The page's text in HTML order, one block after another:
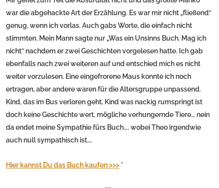
war die abgehackte Art der Erzählung. Es war mir nicht „fließend“
genug, wenn ich vorlas. Auch gabs Worte, die einfach nicht
stimmten. Mein Mann sagte nur „Was ein Unsinns Buch. Mag ich
nicht“ nachdem er zwei Geschichten vorgelesen hatte. Ich gab
ebenfalls nach zwei weiteren auf und entschied mich es nicht
weiter vorzulesen. Eine eingefrorene Maus konnte ich noch
ertragen, aber andere waren für die Altersgruppe unpassend.
Kind, das im Bus verloren geht, Kind was nackig rumspringt ist
doch keine Geschichte wert, mögliche verhungernde Tiere… nein
da endet meine Sympathie fürs Buch…. wobei Theo irgendwie
auch null sympathisch ist….
Hier kannst Du das Buch kaufen >>> *